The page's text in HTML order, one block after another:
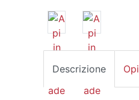
Descrizione